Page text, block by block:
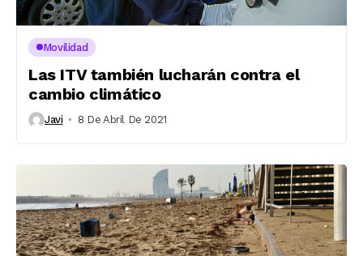
Movilidad
Las ITV también lucharán contra el
cambio climático
Javi 8 De Abril De 2021